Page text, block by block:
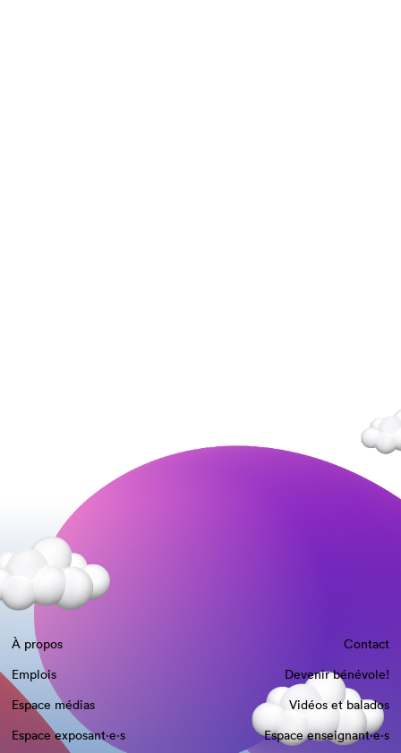
À propos
Contact
Emplois
Devenir bénévole!
Espace médias
Vidéos et balados
Espace exposant·e⋅s
Espace enseignant·e⋅s